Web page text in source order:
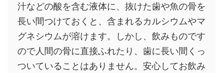
汁などの酸を含む液体に、抜けた歯や魚の骨を
長い間つけておくと、含まれるカルシウムやマ
グネシウムが溶けます。しかし、飲みものです
ので人間の骨に直接ふれたり、歯に長い間くっ
ついていることはありません。安心してお飲み